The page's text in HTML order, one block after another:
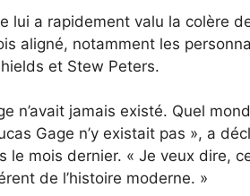
lui a rapidement valu la colère
aligné, notamment les
et Stew Peters.
n’avait jamais existé. Quel
Gage n’y existait pas », a
le mois dernier. « Je veux dire,
de l’histoire moderne. »